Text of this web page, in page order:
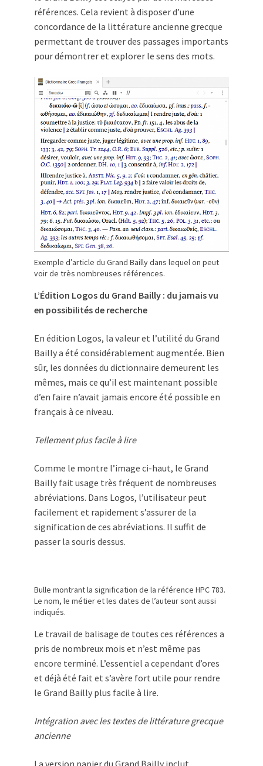
références. Cela revient à disposer d’une
concordance de la littérature ancienne grecque
permettant de trouver des passages importants
pour démontrer et explorer le sens des mots.
Exemple d’article du Grand Bailly dans lequel on peut
voir de très nombreuses références.
L’Édition Logos du Grand Bailly : du jamais vu
en possibilités de recherche
En édition Logos, la valeur et l’utilité du Grand
Bailly a été considérablement augmentée. Bien
sûr, les données du dictionnaire demeurent les
mêmes, mais ce qu’il est maintenant possible
d’en faire n’avait jamais encore été possible en
français à ce niveau.
Tellement plus facile à lire
Comme le montre l’image ci-haut, le Grand
Bailly fait usage très fréquent de nombreuses
abréviations. Dans Logos, l’utilisateur peut
facilement et rapidement s’assurer de la
signification de ces abréviations. Il suffit de
passer la souris dessus.
Bulle montrant la signification de la référence HPC 783.
Le nom, le métier et les dates de l’auteur sont aussi
indiqués.
Le travail de balisage de toutes ces références a
pris de nombreux mois et n’est même pas
encore terminé. L’essentiel a cependant d’ores
et déjà été fait et s’avère fort utile pour rendre
le Grand Bailly plus facile à lire.
Intégration avec les textes de littérature grecque
ancienne